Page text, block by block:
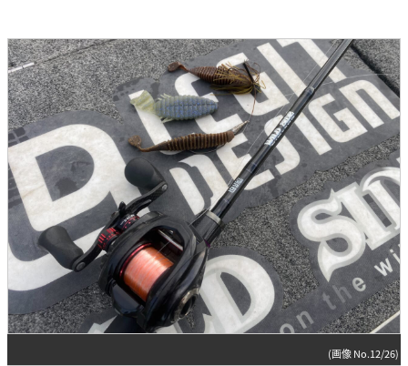
(画像 No.12/26)